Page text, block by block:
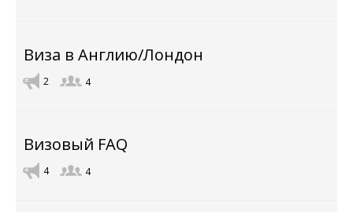
Виза в Англию/Лондон
2 4
Визовый FAQ
4 4